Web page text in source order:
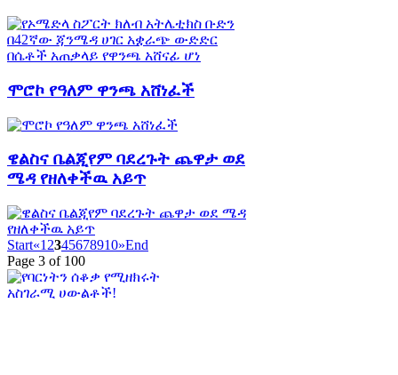
ሞሮኮ የዓለም ዋንጫ አሸነፈች
ዌልስና ቤልጂየም ባደረጉት ጨዋታ ወደ
ሜዳ የዘለቀችዉ አይጥ
Start«1 2345678910»End
Page 3 of 100